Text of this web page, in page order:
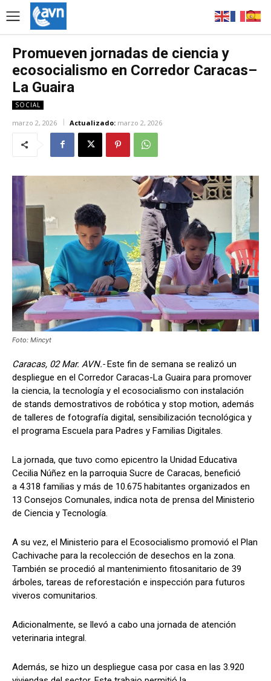
Promueven jornadas de ciencia y
ecosocialismo en Corredor Caracas–
La Guaira
SOCIAL
marzo 2, 2026 Actualizado: marzo 2, 2026
Foto: Mincyt
Caracas, 02 Mar. AVN.- Este fin de semana se realizó un
despliegue en el Corredor Caracas-La Guaira para promover
la ciencia, la tecnología y el ecosocialismo con instalación
de stands demostrativos de robótica y stop motion, además
de talleres de fotografía digital, sensibilización tecnológica y
el programa Escuela para Padres y Familias Digitales.
La jornada, que tuvo como epicentro la Unidad Educativa
Cecilia Núñez en la parroquia Sucre de Caracas, benefició
a 4.318 familias y más de 10.675 habitantes organizados en
13 Consejos Comunales, indica nota de prensa del Ministerio
de Ciencia y Tecnología.
A su vez, el Ministerio para el Ecosocialismo promovió el Plan
Cachivache para la recolección de desechos en la zona.
También se procedió al mantenimiento fitosanitario de 39
árboles, tareas de reforestación e inspección para futuros
viveros comunitarios.
Adicionalmente, se llevó a cabo una jornada de atención
veterinaria integral.
Además, se hizo un despliegue casa por casa en las 3.920